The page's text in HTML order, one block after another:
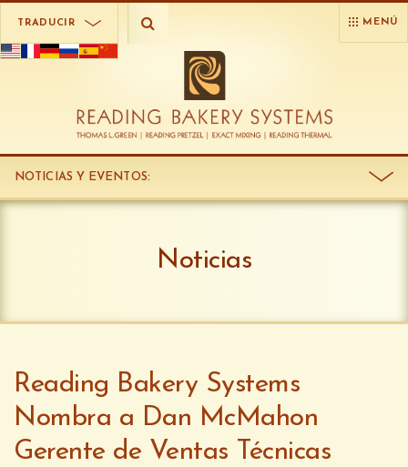
TRADUCIR MENÚ
NOTICIAS Y EVENTOS:
Noticias
Reading Bakery Systems
Nombra a Dan McMahon
Gerente de Ventas Técnicas